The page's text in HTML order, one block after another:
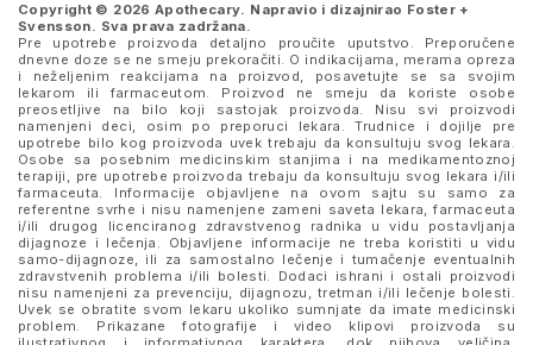
Copyright © 2026 Apothecary. Napravio i dizajnirao Foster +
Svensson. Sva prava zadržana.
Pre upotrebe proizvoda detaljno proučite uputstvo. Preporučene
dnevne doze se ne smeju prekoračiti. O indikacijama, merama opreza
i neželjenim reakcijama na proizvod, posavetujte se sa svojim
lekarom ili farmaceutom. Proizvod ne smeju da koriste osobe
preosetljive na bilo koji sastojak proizvoda. Nisu svi proizvodi
namenjeni deci, osim po preporuci lekara. Trudnice i dojilje pre
upotrebe bilo kog proizvoda uvek trebaju da konsultuju svog lekara.
Osobe sa posebnim medicinskim stanjima i na medikamentoznoj
terapiji, pre upotrebe proizvoda trebaju da konsultuju svog lekara i/ili
farmaceuta. Informacije objavljene na ovom sajtu su samo za
referentne svrhe i nisu namenjene zameni saveta lekara, farmaceuta
i/ili drugog licenciranog zdravstvenog radnika u vidu postavljanja
dijagnoze i lečenja. Objavljene informacije ne treba koristiti u vidu
samo-dijagnoze, ili za samostalno lečenje i tumačenje eventualnih
zdravstvenih problema i/ili bolesti. Dodaci ishrani i ostali proizvodi
nisu namenjeni za prevenciju, dijagnozu, tretman i/ili lečenje bolesti.
Uvek se obratite svom lekaru ukoliko sumnjate da imate medicinski
problem. Prikazane fotografije i video klipovi proizvoda su